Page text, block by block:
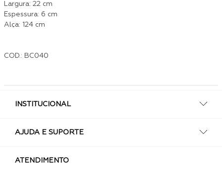
Largura: 22 cm
Espessura: 6 cm
Alça: 124 cm
COD.: BC040
INSTITUCIONAL
AJUDA E SUPORTE
ATENDIMENTO